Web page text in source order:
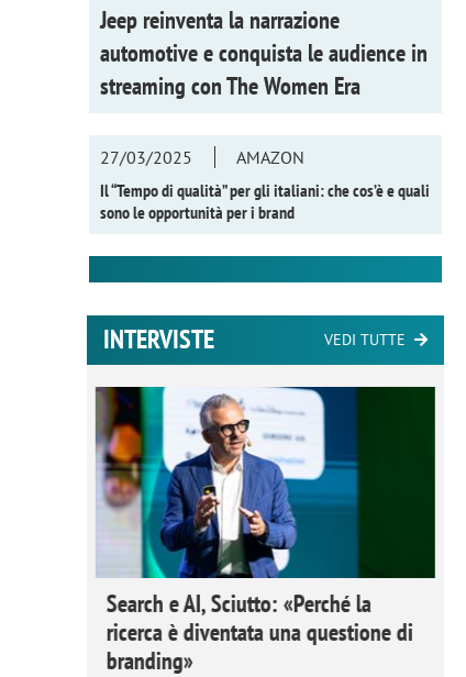
Jeep reinventa la narrazione
automotive e conquista le audience in
streaming conThe Women Era
27/03/2025
AMAZON
Il “Tempo di qualità” per gli italiani: che cos’è e quali
sono le opportunità per i brand
INTERVISTE VEDI TUTTE
Search e AI, Sciutto: «Perché la
ricerca è diventata una questione di
branding»